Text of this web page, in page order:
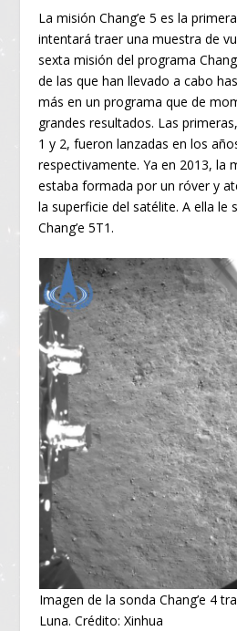
La misión Chang’e 5 es la
intentará traer una muestra de
sexta misión del programa
de las que han llevado a cabo
más en un programa que de
grandes resultados. Las
1 y 2, fueron lanzadas en los
respectivamente. Ya en 2013, la
estaba formada por un róver y
la superficie del satélite. A ella le
Chang’e 5T1.
Imagen de la sonda Chang’e 4
Luna. Crédito: Xinhua